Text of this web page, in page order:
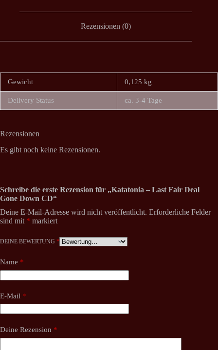
Rezensionen (0)
Gewicht 0,125 kg
Delivery Status ca. 3-4 Tage
Rezensionen
Es gibt noch keine Rezensionen.
Schreibe die erste Rezension für „Katatonia – Last Fair Deal
Gone Down CD“
Deine E-Mail-Adresse wird nicht veröffentlicht. Erforderliche Felder
sind mit * markiert
DEINE BEWERTUNG *
Name *
E-Mail *
Deine Rezension *